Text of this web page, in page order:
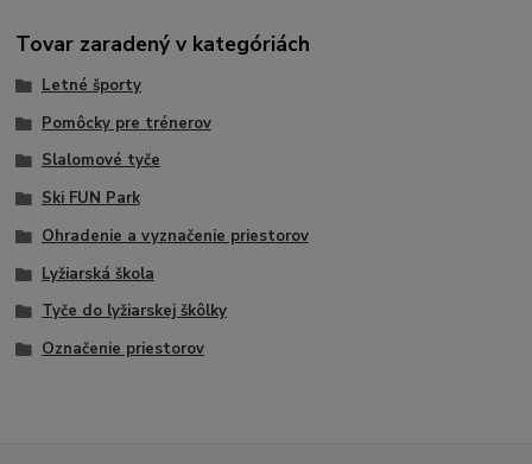
Tovar zaradený v kategóriách
Letné športy
Pomôcky pre trénerov
Slalomové tyče
Ski FUN Park
Ohradenie a vyznačenie priestorov
Lyžiarská škola
Tyče do lyžiarskej škôlky
Označenie priestorov